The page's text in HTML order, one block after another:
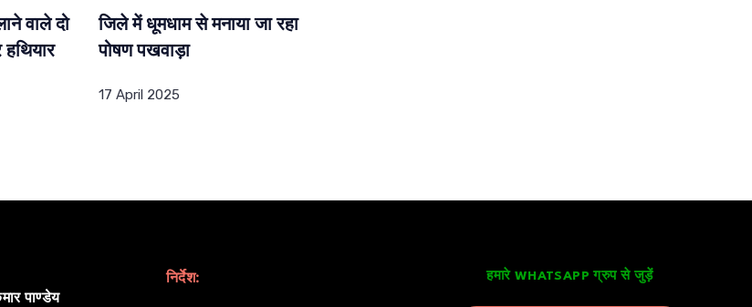
वाले दो
हथियार
जिले में धूमधाम से मनाया जा रहा
पोषण पखवाड़ा
17 April 2025
पाण्डेय
निर्देश: हमारे WHATSAPP ग्रुप से जुड़ें